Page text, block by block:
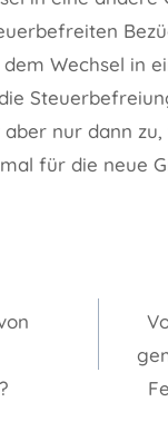
dem Wechsel in
nur dann zu,
für die neue